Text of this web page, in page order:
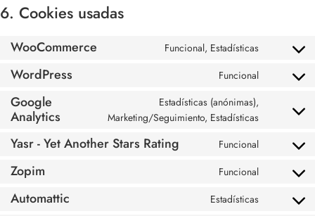
6. Cookies usadas
WooCommerce Funcional, Estadísticas
WordPress Funcional
Google
Analytics
Estadísticas (anónimas),
Marketing/Seguimiento, Estadísticas
Yasr - Yet Another Stars Rating Funcional
Zopim Funcional
Automattic Estadísticas